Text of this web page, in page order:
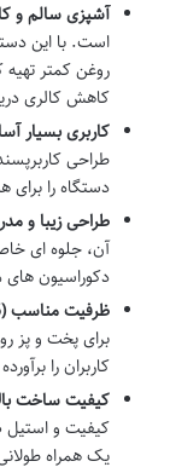
آشپزی سالم
روغن کمتر
کاهش کالری
کاربری بسیار
طراحی
دستگاه را برای
طراحی زیبا و
آن، جلوه ای
دکوراسیون
ظرفیت مناسب (5 لیتر) برای خانواده های متوسط:
کاربران را
کیفیت ساخت
کیفیت و استیل
یک همراه